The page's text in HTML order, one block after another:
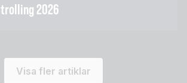
trolling 2026
Visa fler artiklar